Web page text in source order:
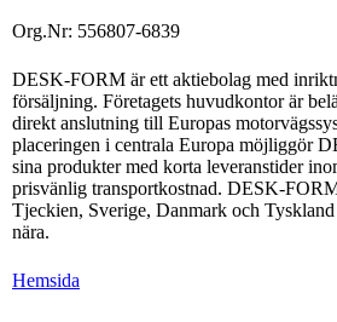
Org.Nr: 556807-6839
DESK-FORM är ett aktiebolag med
försäljning. Företagets huvudkontor är
direkt anslutning till Europas
placeringen i centrala Europa möjliggör
sina produkter med korta leveranstider
prisvänlig transportkostnad. DESK-
Tjeckien, Sverige, Danmark och
nära.
Hemsida